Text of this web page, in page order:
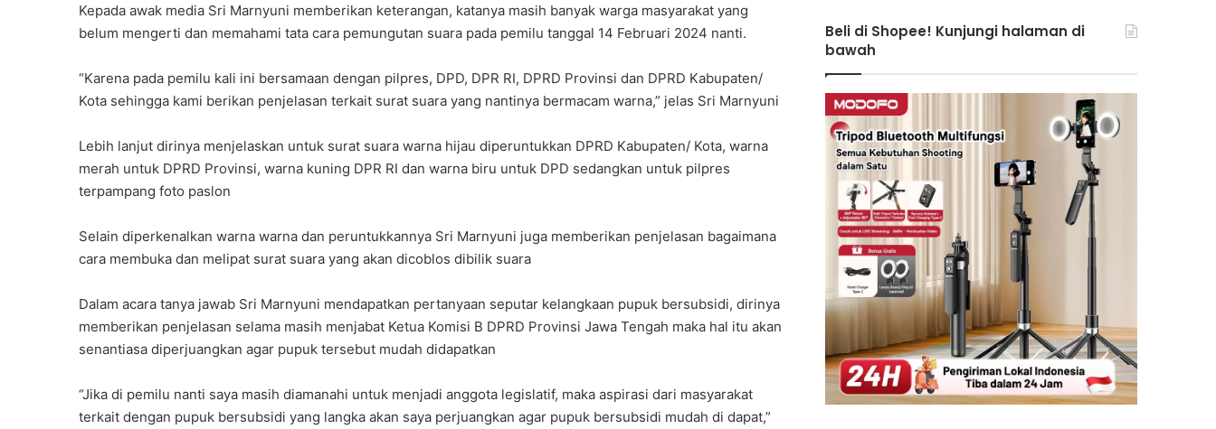
Kepada awak media Sri Marnyuni memberikan keterangan, katanya masih banyak warga masyarakat yang
belum mengerti dan memahami tata cara pemungutan suara pada pemilu tanggal 14 Februari 2024 nanti.
“Karena pada pemilu kali ini bersamaan dengan pilpres, DPD, DPR RI, DPRD Provinsi dan DPRD Kabupaten/
Kota sehingga kami berikan penjelasan terkait surat suara yang nantinya bermacam warna,” jelas Sri Marnyuni
Lebih lanjut dirinya menjelaskan untuk surat suara warna hijau diperuntukkan DPRD Kabupaten/ Kota, warna
merah untuk DPRD Provinsi, warna kuning DPR RI dan warna biru untuk DPD sedangkan untuk pilpres
terpampang foto paslon
Selain diperkenalkan warna warna dan peruntukkannya Sri Marnyuni juga memberikan penjelasan bagaimana
cara membuka dan melipat surat suara yang akan dicoblos dibilik suara
Dalam acara tanya jawab Sri Marnyuni mendapatkan pertanyaan seputar kelangkaan pupuk bersubsidi, dirinya
memberikan penjelasan selama masih menjabat Ketua Komisi B DPRD Provinsi Jawa Tengah maka hal itu akan
senantiasa diperjuangkan agar pupuk tersebut mudah didapatkan
“Jika di pemilu nanti saya masih diamanahi untuk menjadi anggota legislatif, maka aspirasi dari masyarakat
terkait dengan pupuk bersubsidi yang langka akan saya perjuangkan agar pupuk bersubsidi mudah di dapat,”
Beli di Shopee! Kunjungi halaman di
bawah